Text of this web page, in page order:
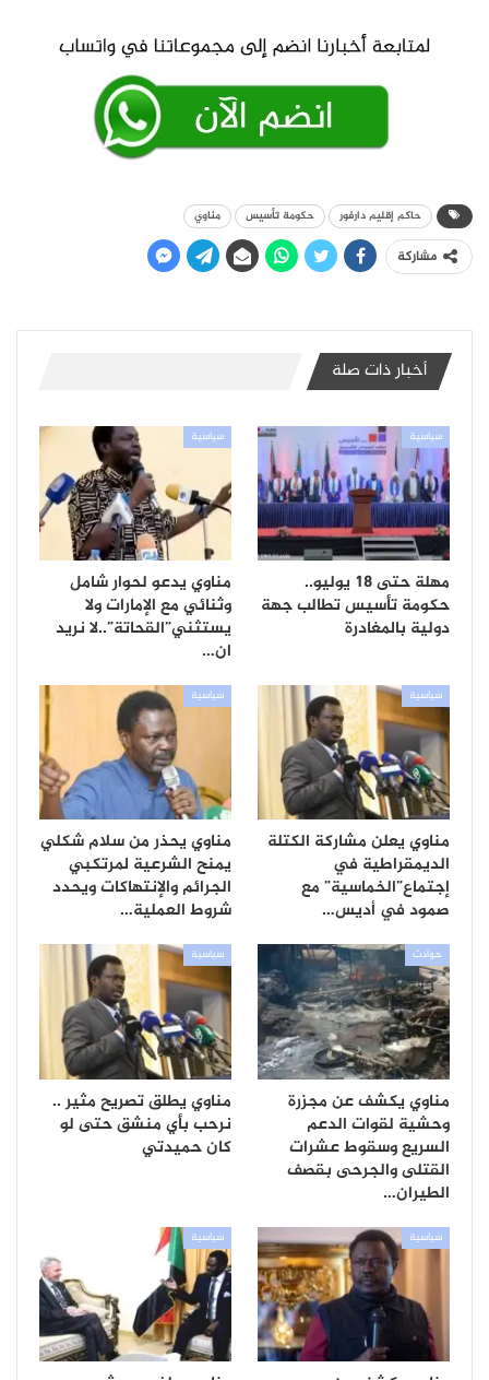
حاكم إقليم دارفور حكومة تأسيس مناوي
مشاركة
أخبار ذات صلة
سياسية
مهلة حتى 18 يوليو..
حكومة تأسيس تطالب جهة
دولية بالمغادرة
سياسية
مناوي يدعو لحوار شامل
وثنائي مع الإمارات ولا
يستثني”القحاتة”..لا نريد
ان…
سياسية
مناوي يعلن مشاركة الكتلة
الديمقراطية في
إجتماع”الخماسية” مع
صمود في أديس…
سياسية
مناوي يحذر من سلام شكلي
يمنح الشرعية لمرتكبي
الجرائم والإنتهاكات ويحدد
شروط العملية…
حوادث
مناوي يكشف عن مجزرة
وحشية لقوات الدعم
السريع وسقوط عشرات
القتلى والجرحى بقصف
الطيران…
سياسية
مناوي يطلق تصريح مثير ..
نرحب بأي منشق حتى لو
كان حميدتي
سياسية سياسية